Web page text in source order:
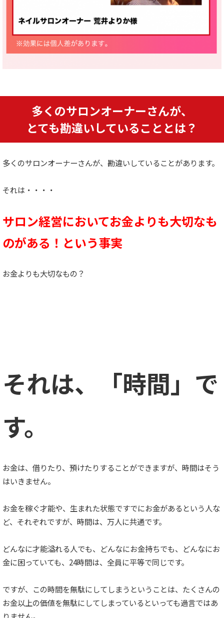
多くのサロンオーナーさんが、
とても勘違いしていることとは？
多くのサロンオーナーさんが、勘違いしていることがあります。
それは・・・・
サロン経営においてお金よりも大切なも
のがある！という事実
お金よりも大切なもの？
それは、「時間」で
す。
お金は、借りたり、預けたりすることができますが、時間はそう
はいきません。
お金を稼ぐ才能や、生まれた状態ですでにお金があるという人な
ど、それぞれですが、時間は、万人に共通です。
どんなに才能溢れる人でも、どんなにお金持ちでも、どんなにお
金に困っていても、24時間は、全員に平等で同じです。
ですが、この時間を無駄にしてしまうということは、たくさんの
お金以上の価値を無駄にしてしまっているといっても過言ではあ